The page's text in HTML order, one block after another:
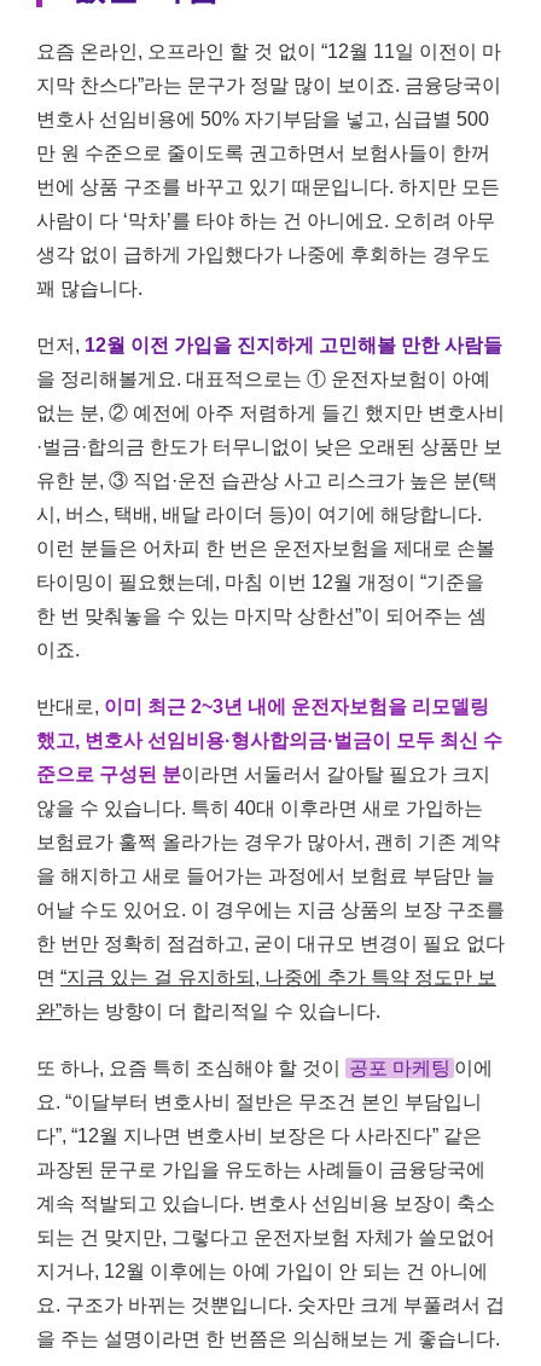
요즘 온라인, 오프라인 할 것 없이 “12월 11일 이전이 마
지막 찬스다”라는 문구가 정말 많이 보이죠. 금융당국이
변호사 선임비용에 50% 자기부담을 넣고, 심급별 500
만 원 수준으로 줄이도록 권고하면서 보험사들이 한꺼
번에 상품 구조를 바꾸고 있기 때문입니다. 하지만 모든
사람이 다 ‘막차’를 타야 하는 건 아니에요. 오히려 아무
생각 없이 급하게 가입했다가 나중에 후회하는 경우도
꽤 많습니다.
먼저, 12월 이전 가입을 진지하게 고민해볼 만한 사람들
을 정리해볼게요. 대표적으로는 ① 운전자보험이 아예
없는 분, ② 예전에 아주 저렴하게 들긴 했지만 변호사비
·벌금·합의금 한도가 터무니없이 낮은 오래된 상품만 보
유한 분, ③ 직업·운전 습관상 사고 리스크가 높은 분(택
시, 버스, 택배, 배달 라이더 등)이 여기에 해당합니다.
이런 분들은 어차피 한 번은 운전자보험을 제대로 손볼
타이밍이 필요했는데, 마침 이번 12월 개정이 “기준을
한 번 맞춰놓을 수 있는 마지막 상한선”이 되어주는 셈
이죠.
반대로, 이미 최근 2~3년 내에 운전자보험을 리모델링
했고, 변호사 선임비용·형사합의금·벌금이 모두 최신 수
준으로 구성된 분이라면 서둘러서 갈아탈 필요가 크지
않을 수 있습니다. 특히 40대 이후라면 새로 가입하는
보험료가 훌쩍 올라가는 경우가 많아서, 괜히 기존 계약
을 해지하고 새로 들어가는 과정에서 보험료 부담만 늘
어날 수도 있어요. 이 경우에는 지금 상품의 보장 구조를
한 번만 정확히 점검하고, 굳이 대규모 변경이 필요 없다
면 “지금 있는 걸 유지하되, 나중에 추가 특약 정도만 보
완”하는 방향이 더 합리적일 수 있습니다.
또 하나, 요즘 특히 조심해야 할 것이 공포 마케팅 이에
요. “이달부터 변호사비 절반은 무조건 본인 부담입니
다”, “12월 지나면 변호사비 보장은 다 사라진다” 같은
과장된 문구로 가입을 유도하는 사례들이 금융당국에
계속 적발되고 있습니다. 변호사 선임비용 보장이 축소
되는 건 맞지만, 그렇다고 운전자보험 자체가 쓸모없어
지거나, 12월 이후에는 아예 가입이 안 되는 건 아니에
요. 구조가 바뀌는 것뿐입니다. 숫자만 크게 부풀려서 겁
을 주는 설명이라면 한 번쯤은 의심해보는 게 좋습니다.